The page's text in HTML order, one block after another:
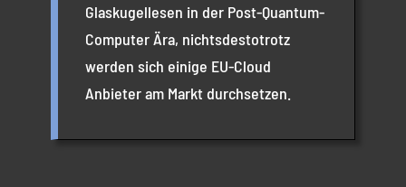
Glaskugellesen in der Post-Quantum-
Computer Ära, nichtsdestotrotz
werden sich einige EU-Cloud
Anbieter am Markt durchsetzen.